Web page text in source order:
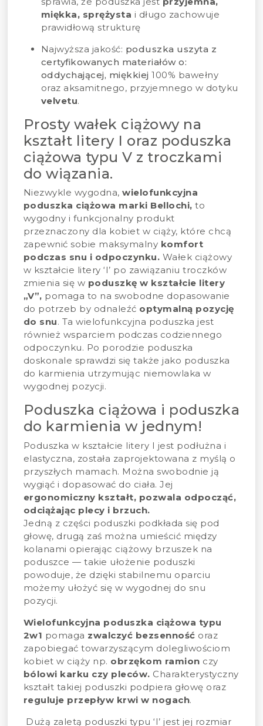
miękka, sprężysta i długo zachowuje
prawidłową strukturę
Najwyższa jakość: poduszka uszyta z
certyfikowanych materiałów o:
oddychającej, miękkiej100% bawełny
oraz aksamitnego, przyjemnego w dotyku
velvetu.
Prosty wałek ciążowy na
kształt litery I oraz poduszka
ciążowa typu V z troczkami
do wiązania.
Niezwykle wygodna,wielofunkcyjna
poduszka ciążowa marki Bellochi, to
wygodny i funkcjonalny produkt
przeznaczony dla kobiet w ciąży, które chcą
zapewnić sobie maksymalny komfort
podczas snu i odpoczynku. Wałek ciążowy
w kształcie litery ‘I’ po zawiązaniu troczków
zmienia się w poduszkę w kształcie litery
„V”, pomaga to na swobodne dopasowanie
do potrzeb by odnaleźć optymalną pozycję
do snu. Ta wielofunkcyjna poduszka jest
również wsparciem podczas codziennego
odpoczynku. Po porodzie poduszka
doskonale sprawdzi się także jako poduszka
do karmienia utrzymując niemowlaka w
wygodnej pozycji.
Poduszka ciążowa i poduszka
do karmienia w jednym!
Poduszka w kształcie litery I jest podłużna i
elastyczna, została zaprojektowana z myślą o
przyszłych mamach. Można swobodnie ją
wygiąć i dopasować do ciała. Jej
ergonomiczny kształt, pozwala odpocząć,
odciążając plecy i brzuch.
Jedną z części poduszki podkłada się pod
głowę, drugą zaś można umieścić między
kolanami opierając ciążowy brzuszek na
poduszce — takie ułożenie poduszki
powoduje, że dzięki stabilnemu oparciu
możemy ułożyć się w wygodnej do snu
pozycji.
Wielofunkcyjna poduszka ciążowa typu
2w1 pomaga zwalczyć bezsenność oraz
zapobiegać towarzyszącym dolegliwościom
kobiet w ciąży np. obrzękom ramion czy
bólowi karku czy pleców. Charakterystyczny
kształt takiej poduszki podpiera głowę oraz
reguluje przepływ krwi w nogach.
Dużą zaletą poduszki typu ‘I’ jest jej rozmiar